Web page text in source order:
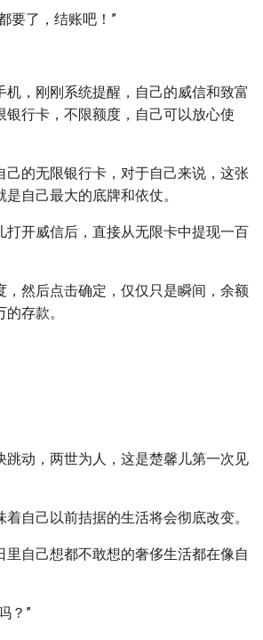
要了，结账吧！”
机，刚刚系统提醒，自己的威信和致富
银行卡，不限额度，自己可以放心使
己的无限银行卡，对于自己来说，这张
自己最大的底牌和依仗。
打开威信后，直接从无限卡中提现一百
，然后点击确定，仅仅只是瞬间，余额
存款。
跳动，两世为人，这是楚馨儿第一次见
自己以前拮据的生活将会彻底改变。
里自己想都不敢想的奢侈生活都在像自
？”